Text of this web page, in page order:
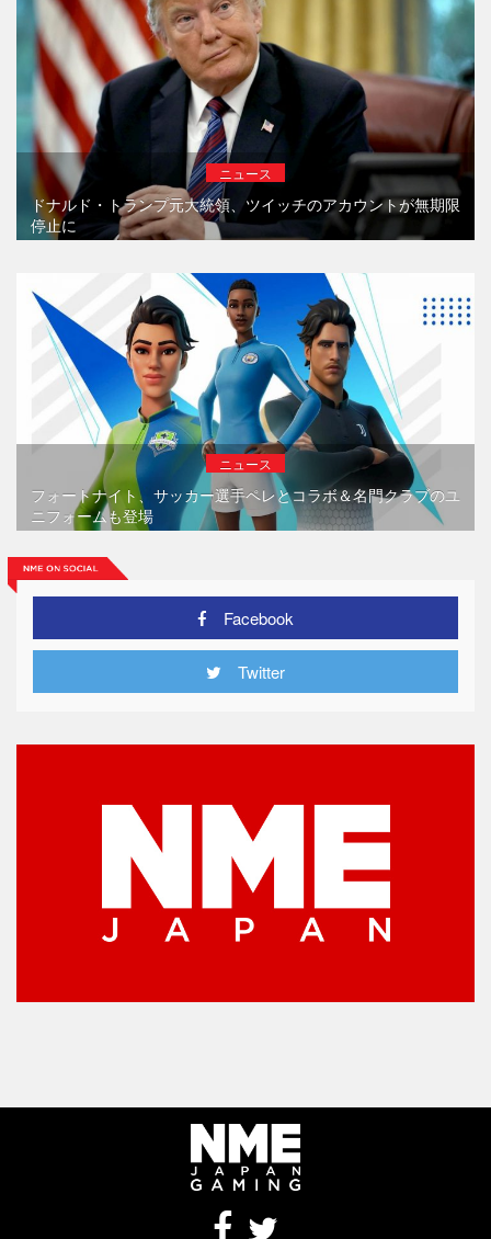
ニュース
ドナルド・トランプ元大統領、ツイッチのアカウントが無期限
停止に
ニュース
フォートナイト、サッカー選手ペレとコラボ＆名門クラブのユ
ニフォームも登場
Facebook
Twitter